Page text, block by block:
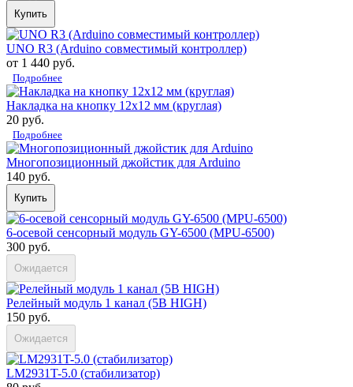
Купить
UNO R3 (Arduino совместимый контроллер)
от 1 440 руб.
Подробнее
Накладка на кнопку 12х12 мм (круглая)
20 руб.
Подробнее
Многопозиционный джойстик для Arduino
140 руб.
Купить
6-осевой сенсорный модуль GY-6500 (MPU-6500)
300 руб.
Ожидается
Релейный модуль 1 канал (5В HIGH)
150 руб.
Ожидается
LM2931T-5.0 (стабилизатор)